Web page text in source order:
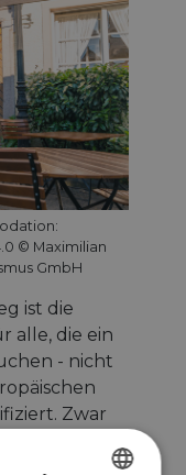
© Maximilian
GmbH
ist die
alle, die ein
- nicht
Zwar